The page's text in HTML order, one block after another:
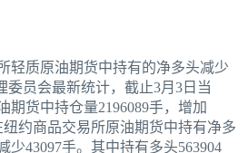
轻质原油期货中持有的净多头减少
委员会最新统计，截止3月3日当
期货中持仓量2196089手，增加
纽约商品交易所原油期货中持有净多
少43097手。其中持有多头563904